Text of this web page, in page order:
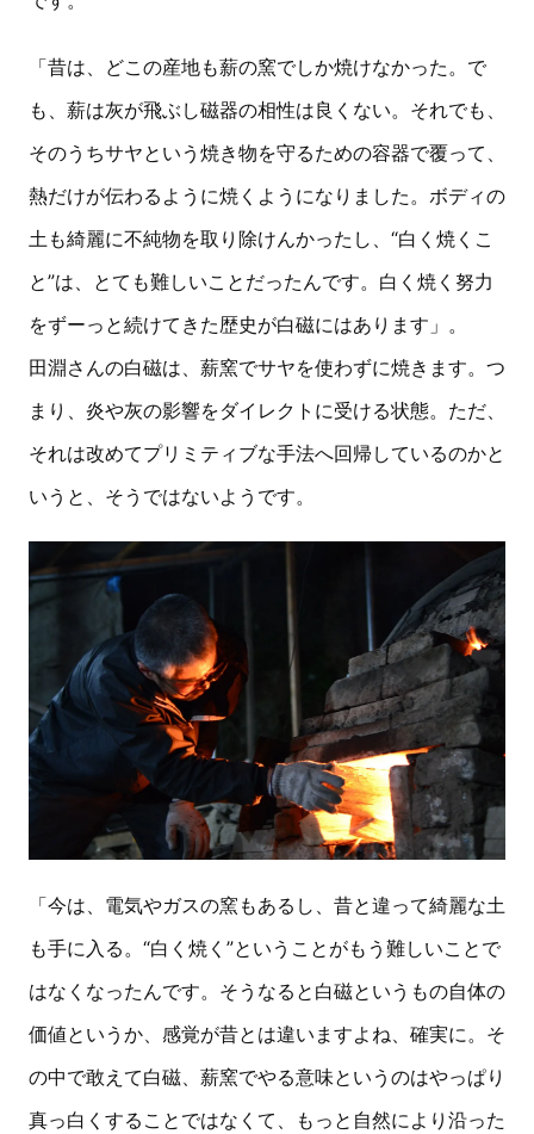
「昔は、どこの産地も薪の窯でしか焼けなかった。で
も、薪は灰が飛ぶし磁器の相性は良くない。それでも、
そのうちサヤという焼き物を守るための容器で覆って、
熱だけが伝わるように焼くようになりました。ボディの
土も綺麗に不純物を取り除けんかったし、“白く焼くこ
と”は、とても難しいことだったんです。白く焼く努力
をずーっと続けてきた歴史が白磁にはあります」。
田淵さんの白磁は、薪窯でサヤを使わずに焼きます。つ
まり、炎や灰の影響をダイレクトに受ける状態。ただ、
それは改めてプリミティブな手法へ回帰しているのかと
いうと、そうではないようです。
「今は、電気やガスの窯もあるし、昔と違って綺麗な土
も手に入る。“白く焼く”ということがもう難しいことで
はなくなったんです。そうなると白磁というもの自体の
価値というか、感覚が昔とは違いますよね、確実に。そ
の中で敢えて白磁、薪窯でやる意味というのはやっぱり
真っ白くすることではなくて、もっと自然により沿った